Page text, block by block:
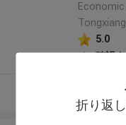
折り返
5.0
確認